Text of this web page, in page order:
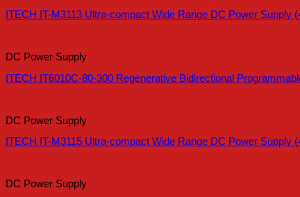
ITECH IT-M3113 Ultra-compact Wide Range DC Power Supply
DC Power Supply
ITECH IT6010C-80-300 Regenerative Bidirectional
DC Power Supply
ITECH IT-M3115 Ultra-compact Wide Range DC Power Supply
DC Power Supply